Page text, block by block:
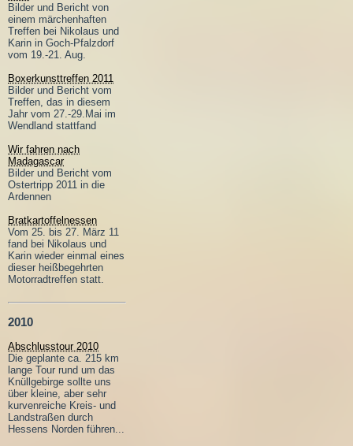
Bilder und Bericht von
einem märchenhaften
Treffen bei Nikolaus und
Karin in Goch-Pfalzdorf
vom 19.-21. Aug.
Boxerkunsttreffen 2011
Bilder und Bericht vom
Treffen, das in diesem
Jahr vom 27.-29.Mai im
Wendland stattfand
Wir fahren nach
Madagascar
Bilder und Bericht vom
Ostertripp 2011 in die
Ardennen
Bratkartoffelnessen
Vom 25. bis 27. März 11
fand bei Nikolaus und
Karin wieder einmal eines
dieser heißbegehrten
Motorradtreffen statt.
2010
Abschlusstour 2010
Die geplante ca. 215 km
lange Tour rund um das
Knüllgebirge sollte uns
über kleine, aber sehr
kurvenreiche Kreis- und
Landstraßen durch
Hessens Norden führen...